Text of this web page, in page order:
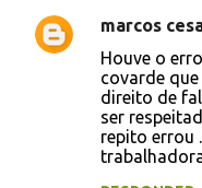
marcos
Houve o
covarde
direito de
ser
repito errou